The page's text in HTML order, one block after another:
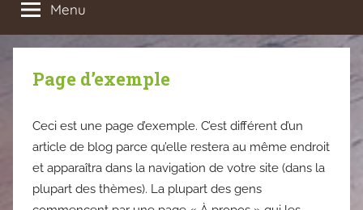
Menu
Page d’exemple
Ceci est une page d’exemple. C’est différent d’un
article de blog parce qu’elle restera au même endroit
et apparaîtra dans la navigation de votre site (dans la
plupart des thèmes). La plupart des gens